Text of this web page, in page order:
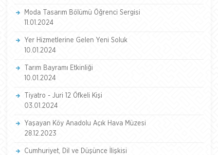
Moda Tasarım Bölümü Öğrenci Sergisi
11.01.2024
Yer Hizmetlerine Gelen Yeni Soluk
10.01.2024
Tarım Bayramı Etkinliği
10.01.2024
Tiyatro - Juri 12 Öfkeli Kişi
03.01.2024
Yaşayan Köy Anadolu Açık Hava Müzesi
28.12.2023
Cumhuriyet, Dil ve Düşünce İlişkisi